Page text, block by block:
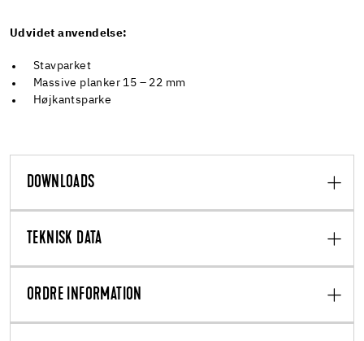
Udvidet anvendelse:
Stavparket
Massive planker 15 – 22 mm
Højkantsparke
DOWNLOADS
TEKNISK DATA
ORDRE INFORMATION